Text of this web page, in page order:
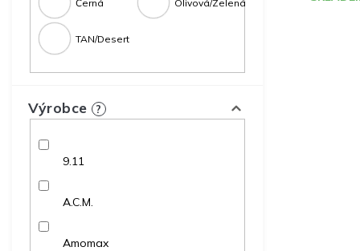
Černá Olivová/Zelená
TAN/Desert
Výrobce ?
9.11
A.C.M.
Amomax